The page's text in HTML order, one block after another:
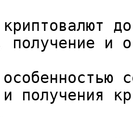
получение и
получения